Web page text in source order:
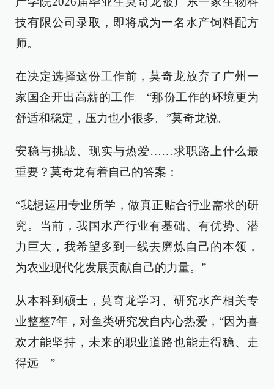
技有限公司录取，即将成为一名水产饲料配方
师。
在决定选择这份工作前，莫奇龙放弃了广州一
家国企开出高薪的工作。“那份工作的环境更为
舒适和稳定，压力也小很多。”莫奇龙说。
安稳与挑战、现实与热爱……求职路上什么最
重要？莫奇龙有着自己的答案：
“我想运用专业所学，做真正贴合行业需求的研
究。当前，我国水产行业有基础、有优势、潜
力巨大，我希望多到一线去磨炼自己的本领，
为农业现代化发展贡献自己的力量。”
从本科到硕士，莫奇龙学习、研究水产相关专
业整整7年，对鱼类研究发自内心热爱，“因为喜
欢才能坚持，未来的职业道路也能走得稳、走
得远。”